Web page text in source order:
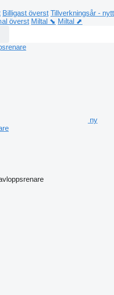
Billigast överst Tillverkningsår - nytt
överst Miltal ⬊ Miltal ⬈
ny